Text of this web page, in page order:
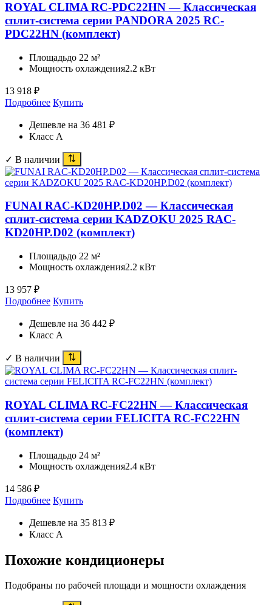
ROYAL CLIMA RC-PDC22HN — Классическая
сплит-система серии PANDORA 2025 RC-
PDC22HN (комплект)
Площадьдо 22 м²
Мощность охлаждения2.2 кВт
13 918 ₽
Подробнее Купить
Дешевле на 36 481 ₽
Класс A
✓ В наличии
FUNAI RAC-KD20HP.D02 — Классическая
сплит-система серии KADZOKU 2025 RAC-
KD20HP.D02 (комплект)
Площадьдо 22 м²
Мощность охлаждения2.2 кВт
13 957 ₽
Подробнее Купить
Дешевле на 36 442 ₽
Класс A
✓ В наличии
ROYAL CLIMA RC-FC22HN — Классическая
сплит-система серии FELICITA RC-FC22HN
(комплект)
Площадьдо 24 м²
Мощность охлаждения2.4 кВт
14 586 ₽
Подробнее Купить
Дешевле на 35 813 ₽
Класс A
Похожие кондиционеры
Подобраны по рабочей площади и мощности охлаждения